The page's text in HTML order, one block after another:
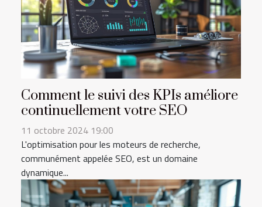
Comment le suivi des KPIs améliore
continuellement votre SEO
11 octobre 2024 19:00
L'optimisation pour les moteurs de recherche,
communément appelée SEO, est un domaine
dynamique...